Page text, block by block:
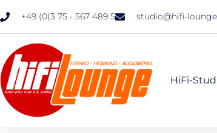
+49 (0)3 75 - 567 489 5 studio@hifi-
HiFi-